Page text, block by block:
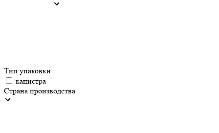
Тип упаковки
канистра
Страна производства